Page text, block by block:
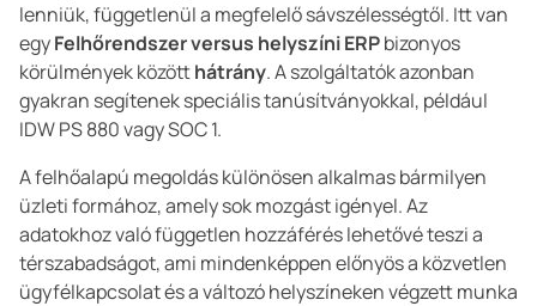
lenniük, függetlenül a megfelelő sávszélességtől. Itt van
egyFelhőrendszer versus helyszíni ERPbizonyos
körülmények közötthátrány. A szolgáltatók azonban
gyakran segítenek speciális tanúsítványokkal, például
IDW PS 880 vagy SOC 1.
A felhőalapú megoldás különösen alkalmas bármilyen
üzleti formához, amely sok mozgást igényel. Az
adatokhoz való független hozzáférés lehetővé teszi a
térszabadságot, ami mindenképpen előnyös a közvetlen
ügyfélkapcsolat és a változó helyszíneken végzett munka